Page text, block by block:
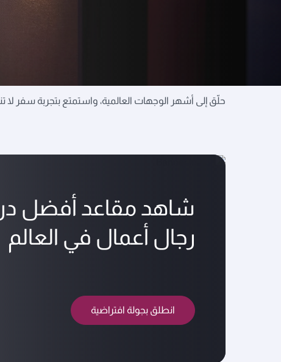
استمتع بأفضل تجربة
حلّق إلى أشهر الوجهات العالمية، واستمتع بتجربة سفر
شاهد مقاعد أفضل
رجال أعمال في العالم
انطلق بجولة افتراضية